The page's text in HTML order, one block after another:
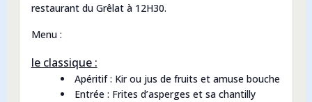
restaurant du Grêlat à 12H30.
Menu :
le classique :
Apéritif : Kir ou jus de fruits et amuse bouche
Entrée : Frites d’asperges et sa chantilly